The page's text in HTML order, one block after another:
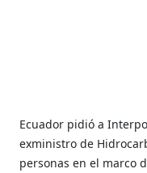
Ecuador pidió a
exministro de
personas en el marco